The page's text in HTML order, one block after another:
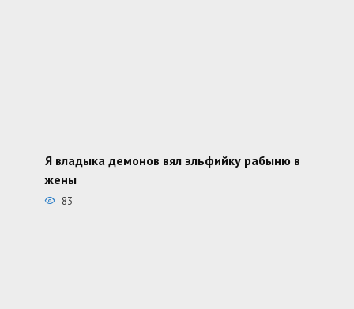
Я владыка демонов вял эльфийку рабыню в
жены
83